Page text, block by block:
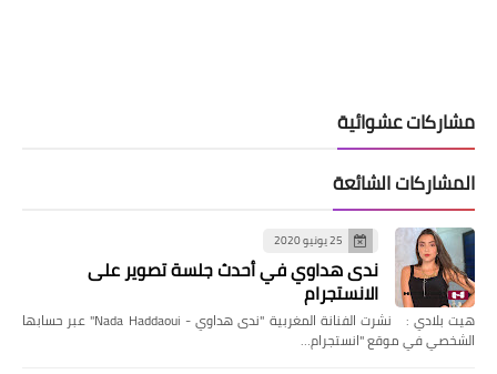
مشاركات عشوائية
المشاركات الشائعة
25 يونيو 2020
ندى هداوي في أحدث جلسة تصوير على
الانستجرام
هيت بلادي : نشرت الفنانة المغربية "ندى هداوي - Nada Haddaoui" عبر حسابها
الشخصي في موقع "انستجرام…